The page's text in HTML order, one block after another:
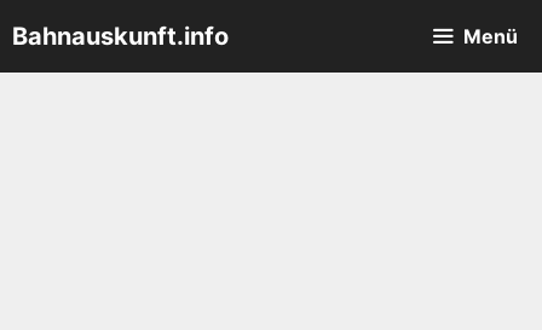
Inhalt
springen
Bahnauskunft.info Menü